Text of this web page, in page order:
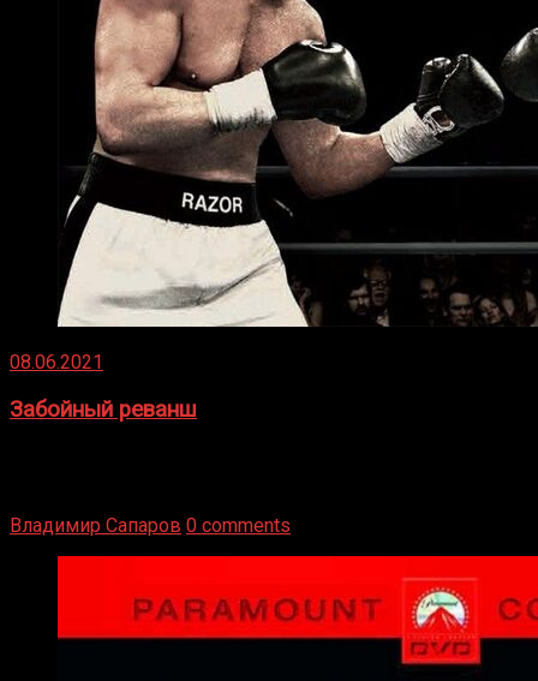
08.06.2021
Забойный реванш
Владимир Сапаров 0 comments